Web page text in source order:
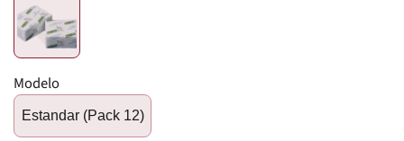
Modelo
Estandar (Pack 12)